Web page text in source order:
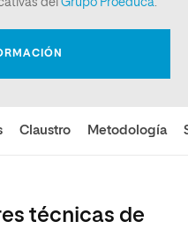
Claustro Metodología
técnicas de